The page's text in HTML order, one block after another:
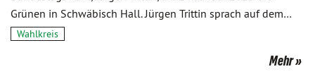
Grünen in Schwäbisch Hall. Jürgen Trittin sprach auf dem…
Wahlkreis
Mehr